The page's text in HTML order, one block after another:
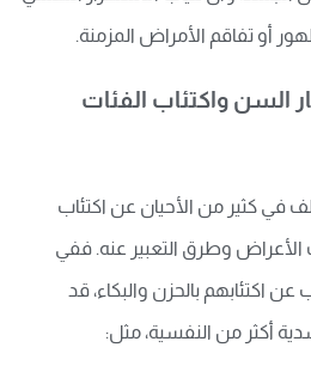
أو تفاقم الأمراض المزمنة.
السن واكتئاب الفئات
في كثير من الأحيان عن اكتئاب
الأعراض وطرق التعبير عنه. ففي
اكتئابهم بالحزن والبكاء، قد
أكثر من النفسية، مثل: